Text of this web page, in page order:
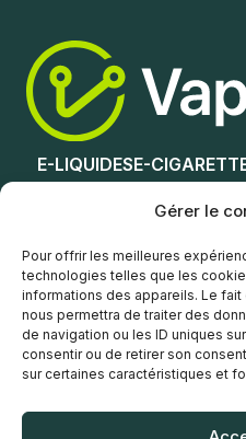
Gérer le
Pour offrir les meilleures
technologies telles que les
informations des appareils. Le
nous permettra de traiter des
de navigation ou les ID uniques
consentir ou de retirer son
sur certaines caractéristiques et
3
6
12
18
Choix des options
E-LIQUIDESE-
NOS
Service client